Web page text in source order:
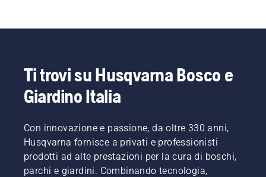
Ti trovi su Husqvarna Bosco e
Giardino Italia
Con innovazione e passione, da oltre 330 anni,
Husqvarna fornisce a privati e professionisti
prodotti ad alte prestazioni per la cura di boschi,
parchi e giardini. Combinando tecnologia,